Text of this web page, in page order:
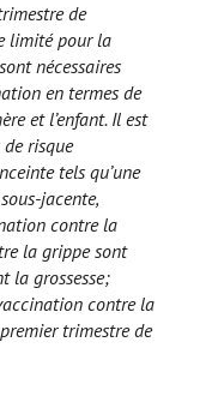
de
limité pour la
nécessaires
en termes de
et l’enfant. Il est
risque
tels qu’une
jacente,
contre la
la grippe sont
la grossesse;
contre la
trimestre de